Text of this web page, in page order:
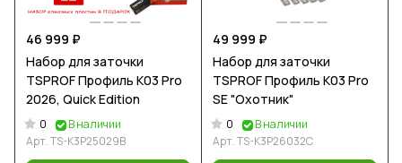
46 999 ₽
Набор для заточки
TSPROF Профиль К03 Pro
2026, Quick Edition
0
В наличии
Арт.TS-K3P25029B
49 999 ₽
Набор для заточки
TSPROF Профиль К03 Pro
SE "Охотник"
0
В наличии
Арт.TS-K3P26032С